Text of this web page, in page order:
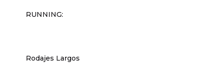
RUNNING:
Rodajes Largos